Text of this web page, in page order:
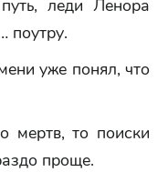
леди Ленора
поутру.
уже понял, что
мертв, то поиски
проще.